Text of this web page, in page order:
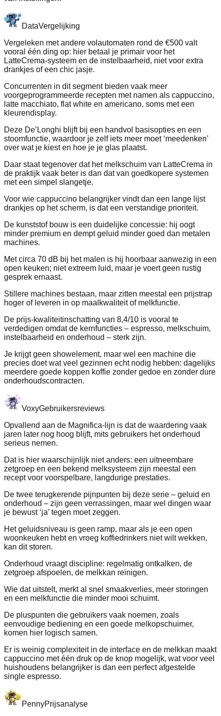
DataVergelijking
Vergeleken met andere volautomaten rond de €500 valt
vooral één ding op: hier betaal je primair voor het
LatteCrema-systeem en de instelbaarheid, niet voor extra
drankjes of een chic jasje.
Concurrenten in dit segment bieden vaak meer
voorgeprogrammeerde recepten met namen als cappuccino,
latte macchiato, flat white en americano, soms met een
kleurendisplay.
Deze De’Longhi blijft bij een handvol basisopties en een
stoomfunctie, waardoor je zelf iets meer moet ‘meedenken’
over wat je kiest en hoe je je glas plaatst.
Daar staat tegenover dat het melkschuim van LatteCrema in
de praktijk vaak beter is dan dat van goedkopere systemen
met een simpel slangetje.
Voor wie cappuccino belangrijker vindt dan een lange lijst
drankjes op het scherm, is dat een verstandige prioriteit.
De kunststof bouw is een duidelijke concessie: hij oogt
minder premium en dempt geluid minder goed dan metalen
machines.
Met circa 70 dB bij het malen is hij hoorbaar aanwezig in een
open keuken; niet extreem luid, maar je voert geen rustig
gesprek ernaast.
Stillere machines bestaan, maar zitten meestal een prijstrap
hoger of leveren in op maalkwaliteit of melkfunctie.
De prijs-kwaliteitinschatting van 8,4/10 is vooral te
verdedigen omdat de kernfuncties – espresso, melkschuim,
instelbaarheid en onderhoud – sterk zijn.
Je krijgt geen showelement, maar wel een machine die
precies doet wat veel gezinnen echt nodig hebben: dagelijks
meerdere goede koppen koffie zonder gedoe en zonder dure
onderhoudscontracten.
VoxyGebruikersreviews
Opvallend aan de Magnifica-lijn is dat de waardering vaak
jaren later nog hoog blijft, mits gebruikers het onderhoud
serieus nemen.
Dat is hier waarschijnlijk niet anders: een uitneembare
zetgroep en een bekend melksysteem zijn meestal een
recept voor voorspelbare, langdurige prestaties.
De twee terugkerende pijnpunten bij deze serie – geluid en
onderhoud – zijn geen verrassingen, maar wel dingen waar
je bewust ‘ja’ tegen moet zeggen.
Het geluidsniveau is geen ramp, maar als je een open
woonkeuken hebt en vroeg koffiedrinkers niet wilt wekken,
kan dit storen.
Onderhoud vraagt discipline: regelmatig ontkalken, de
zetgroep afspoelen, de melkkan reinigen.
Wie dat uitstelt, merkt al snel smaakverlies, meer storingen
en een melkfunctie die minder mooi schuimt.
De pluspunten die gebruikers vaak noemen, zoals
eenvoudige bediening en een goede melkopschuimer,
komen hier logisch samen.
Er is weinig complexiteit in de interface en de melkkan maakt
cappuccino met één druk op de knop mogelijk, wat voor veel
huishoudens belangrijker is dan een perfect afgestelde
single espresso.
PennyPrijsanalyse